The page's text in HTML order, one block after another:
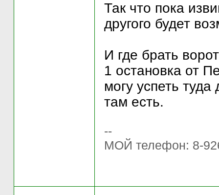
Так что пока
другого будет
И где брать
1 остановка от
могу успеть
там есть.
--
МОЙ телефон: 8-